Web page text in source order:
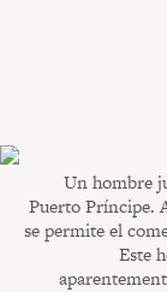
Un hombre
Puerto Príncipe.
se permite el
Este